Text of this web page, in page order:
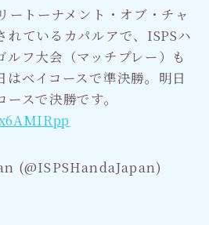
ートーナメント・オブ・チャ
れているカパルアで、ISPSハ
ルフ大会（マッチプレー）も
ベイコースで準決勝。明日
スで決勝です。
(@ISPSHandaJapan)